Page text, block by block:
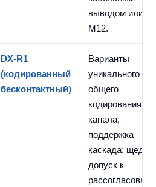
выводом или
M12.
DX-R1
(кодированный
бесконтактный)
Варианты
уникального /
общего
кодирования,
канала,
поддержка
каскада;
допуск к